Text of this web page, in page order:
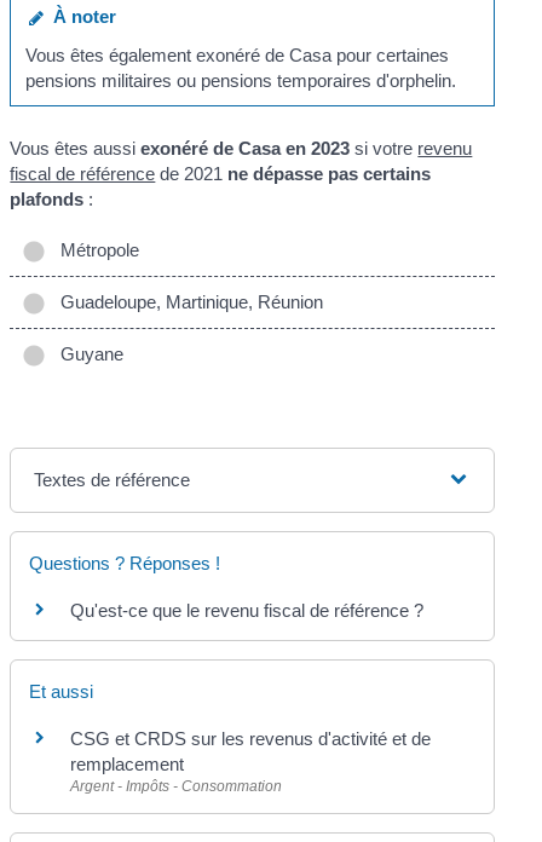
À noter
Vous êtes également exonéré de Casa pour certaines
pensions militaires ou pensions temporaires d'orphelin.
Vous êtes aussiexonéré de Casa en 2023 si votre revenu
fiscal de référence de 2021 ne dépasse pas certains
plafonds :
Métropole
Guadeloupe, Martinique, Réunion
Guyane
Textes de référence
Questions ? Réponses !
Qu'est-ce que le revenu fiscal de référence ?
Et aussi
CSG et CRDS sur les revenus d'activité et de
remplacement
Argent - Impôts - Consommation